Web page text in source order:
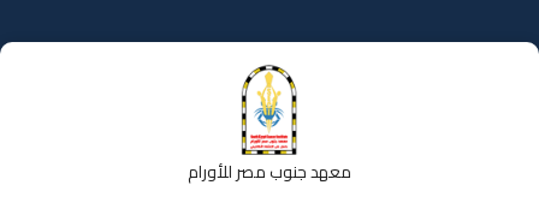
إلى
المحتوى
معهد جنوب مصر للأورام